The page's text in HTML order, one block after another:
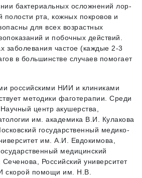
бактериальных осложнений лор-
полости рта, кожных покровов и
для всех возрастных
и побочных действий.
заболевания частое (каждые 2-3
в большинстве случаев помогает
российскими НИИ и клиниками
методики фаготерапии. Среди
центр акушерства,
им. академика В.И. Кулакова
государственный медико-
им. А.И. Евдокимова,
медицинский
Российский университет
скорой помощи им. Н.В.